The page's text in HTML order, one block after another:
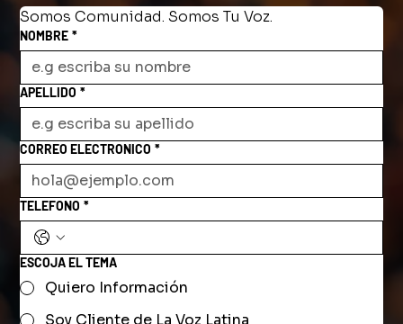
Somos Comunidad. Somos Tu Voz.
NOMBRE *
APELLIDO *
CORREO ELECTRONICO *
TELEFONO *
ESCOJA EL TEMA
Quiero Información